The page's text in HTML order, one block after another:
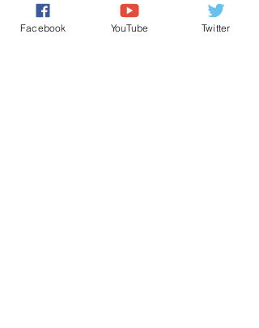
تعليقات 0.0/ 5 (0)
Facebook YouTube Twitter